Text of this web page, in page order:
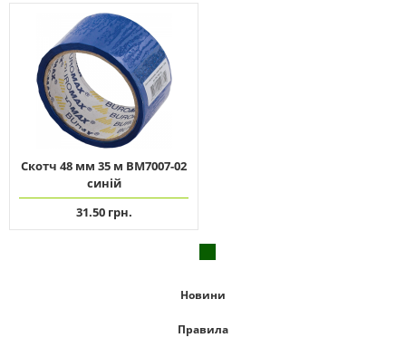
Скотч 48 мм 35 м ВМ7007-02
синій
31.50 грн.
Новини
Правила